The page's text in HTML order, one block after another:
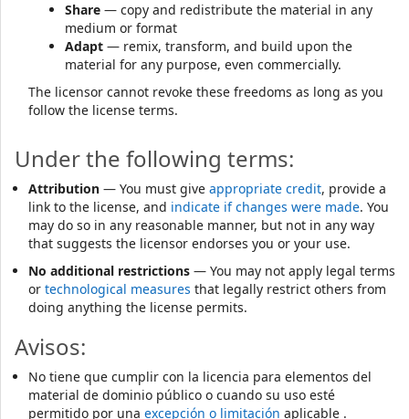
Share — copy and redistribute the material in any
medium or format
Adapt — remix, transform, and build upon the
material for any purpose, even commercially.
The licensor cannot revoke these freedoms as long as you
follow the license terms.
Under the following terms:
Attribution — You must give appropriate credit, provide a
link to the license, and indicate if changes were made. You
may do so in any reasonable manner, but not in any way
that suggests the licensor endorses you or your use.
No additional restrictions — You may not apply legal terms
or technological measures that legally restrict others from
doing anything the license permits.
Avisos:
No tiene que cumplir con la licencia para elementos del
material de dominio público o cuando su uso esté
permitido por una excepción o limitación aplicable .